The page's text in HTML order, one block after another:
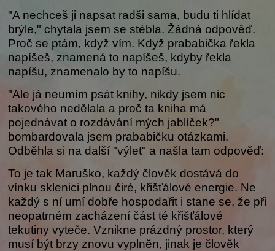
"A nechceš ji napsat radši sama, budu ti hlídat
brýle," chytala jsem se stébla. Žádná odpověď.
Proč se ptám, když vím. Když prababička řekla
napíšeš, znamená to napíšeš, kdyby řekla
napíšu, znamenalo by to napíšu.
"Ale já neumím psát knihy, nikdy jsem nic
takového nedělala a proč ta kniha má
pojednávat o rozdávání mých jablíček?"
bombardovala jsem prababičku otázkami.
Odběhla si na další "výlet" a našla tam odpověď:
To je tak Maruško, každý člověk dostává do
vínku sklenici plnou čiré, křišťálové energie. Ne
každý s ní umí dobře hospodařit i stane se, že při
neopatrném zacházení část té křišťálové
tekutiny vyteče. Vznikne prázdný prostor, který
musí být brzy znovu vyplněn, jinak je člověk